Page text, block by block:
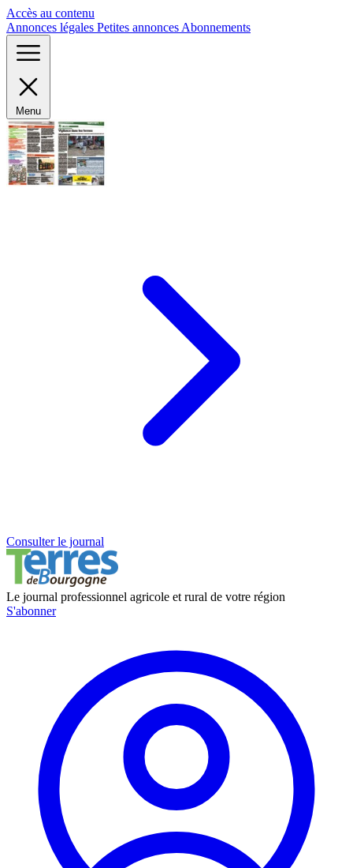
Accès au contenu
Annonces légales Petites annonces Abonnements
Menu
Consulter le journal
Le journal professionnel agricole et rural de votre région
S'abonner
Panneau de gestion des cookies